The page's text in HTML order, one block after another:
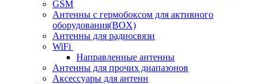
GSM
Антенны с гермобоксом для активного
оборудования(BOX)
Антенны для радиосвязи
WiFi
Направленные антенны
Антенны для прочих диапазонов
Аксессуары для антенн